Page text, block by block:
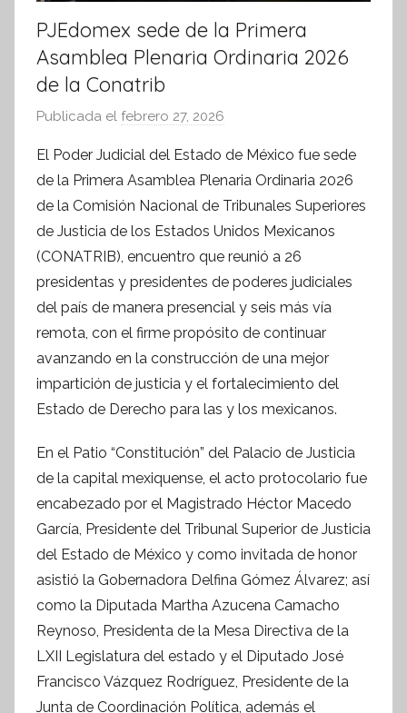
PJEdomex sede de la Primera
Asamblea Plenaria Ordinaria 2026
de la Conatrib
Publicada el febrero 27, 2026
r
S
í
n
t
e
s
i
s
f
o
m
i
v
a
El Poder Judicial del Estado de México fue sede
de la Primera Asamblea Plenaria Ordinaria 2026
de la Comisión Nacional de Tribunales Superiores
de Justicia de los Estados Unidos Mexicanos
(CONATRIB), encuentro que reunió a 26
presidentas y presidentes de poderes judiciales
del país de manera presencial y seis más vía
remota, con el firme propósito de continuar
avanzando en la construcción de una mejor
impartición de justicia y el fortalecimiento del
Estado de Derecho para las y los mexicanos.
En el Patio “Constitución” del Palacio de Justicia
de la capital mexiquense, el acto protocolario fue
encabezado por el Magistrado Héctor Macedo
García, Presidente del Tribunal Superior de Justicia
del Estado de México y como invitada de honor
asistió la Gobernadora Delfina Gómez Álvarez; así
como la Diputada Martha Azucena Camacho
Reynoso, Presidenta de la Mesa Directiva de la
LXII Legislatura del estado y el Diputado José
Francisco Vázquez Rodríguez, Presidente de la
Junta de Coordinación Política, además el